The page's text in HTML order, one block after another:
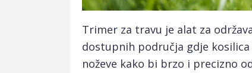
Trimer za travu je alat za
dostupnih područja gdje
noževe kako bi brzo i precizno